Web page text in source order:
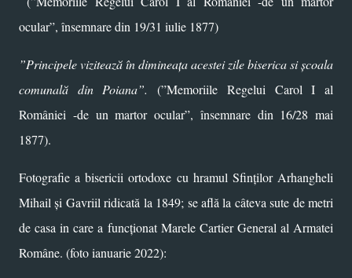
ocular”, însemnare din 19/31 iulie 1877)
”Principele vizitează în dimineața acestei zile biserica si școala
comunală din Poiana”.
(”Memoriile Regelui Carol I al
României -de un martor ocular”, însemnare din 16/28 mai
1877).
Fotografie a bisericii ortodoxe cu hramul Sfinţilor Arhangheli
Mihail şi Gavriil ridicată la 1849; se află la câteva sute de metri
de casa in care a funcționat Marele Cartier General al Armatei
Române. (foto ianuarie 2022):